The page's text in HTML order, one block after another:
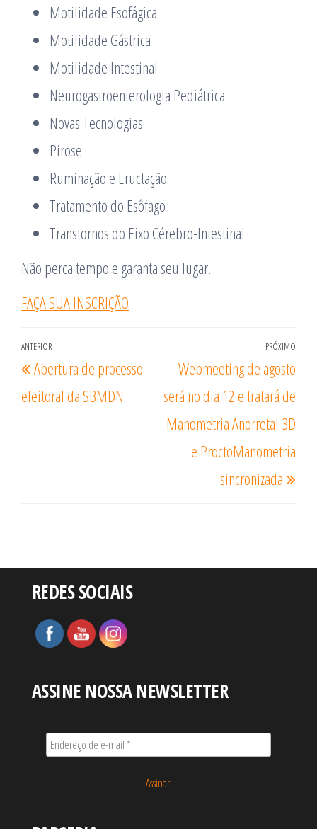
Motilidade Esofágica
Motilidade Gástrica
Motilidade Intestinal
Neurogastroenterologia Pediátrica
Novas Tecnologias
Pirose
Ruminação e Eructação
Tratamento do Esôfago
Transtornos do Eixo Cérebro-Intestinal
Não perca tempo e garanta seu lugar.
FAÇA SUA INSCRIÇÃO
Navegação
de
Post
Post
anterior
ANTERIOR
Abertura de processo
eleitoral da SBMDN
PRÓXIMO
Webmeeting de agosto
será no dia 12 e tratará de
Manometria Anorretal 3D
e ProctoManometria
sincronizada
REDES SOCIAIS
ASSINE NOSSA NEWSLETTER